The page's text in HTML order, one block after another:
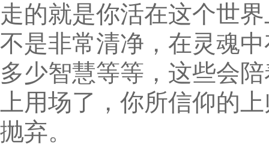
走的就是你活在这个世
不是非常清净，在灵魂
多少智慧等等，这些会
上用场了，你所信仰的
抛弃。